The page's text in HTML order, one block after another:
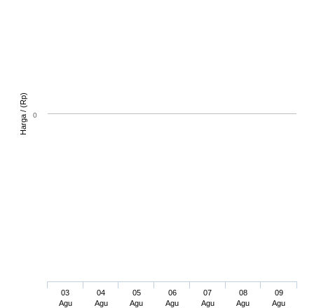
H
a
r
g
a
/
(
R
p
)
03
Agu
04
Agu
05
Agu
06
Agu
07
Agu
08
Agu
09
Agu
0